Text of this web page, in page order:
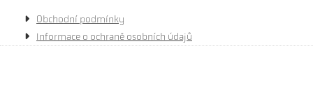
Obchodní podmínky
Informace o ochraně osobních údajů